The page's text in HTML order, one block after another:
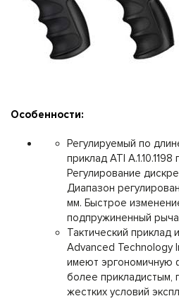
Особенности:
Регулируемый по
приклад ATI
Регулирование
Диапазон
мм. Быстрое
подпружиненный
Тактический приклад
Advanced Technology
имеют эргономичную
более прикладистым,
жестких условий